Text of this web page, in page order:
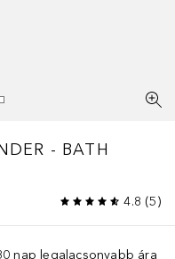
- BATH
4.8 (5)
nap legalacsonyabb ára